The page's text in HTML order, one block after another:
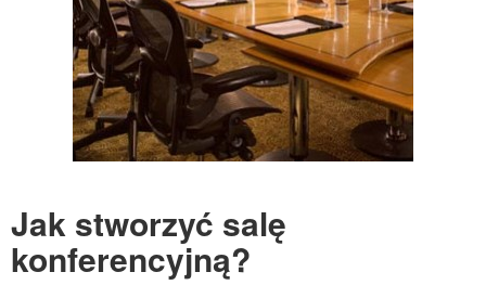
Jak stworzyć salę
konferencyjną?